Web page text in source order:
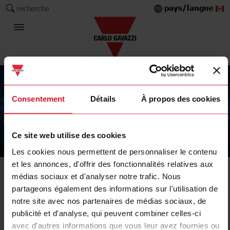
Consentement Détails À propos des cookies
Ce site web utilise des cookies
Les cookies nous permettent de personnaliser le contenu
et les annonces, d'offrir des fonctionnalités relatives aux
médias sociaux et d'analyser notre trafic. Nous
partageons également des informations sur l'utilisation de
notre site avec nos partenaires de médias sociaux, de
publicité et d'analyse, qui peuvent combiner celles-ci
avec d'autres informations que vous leur avez fournies ou
recherche pays/langue